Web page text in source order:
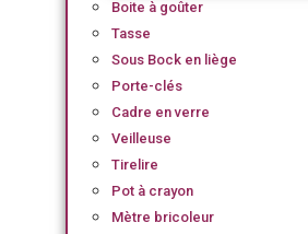
Boite à goûter
Tasse
Sous Bock en liège
Porte-clés
Cadre en verre
Veilleuse
Tirelire
Pot à crayon
Mètre bricoleur